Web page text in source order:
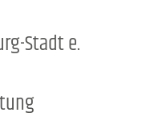
Stadt e.